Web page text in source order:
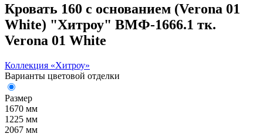
Кровать 160 с основанием (Verona 01
White) "Хитроу" ВМФ-1666.1 тк.
Verona 01 White
Коллекция «Хитроу»
Варианты цветовой отделки
Размер
1670 мм
1225 мм
2067 мм